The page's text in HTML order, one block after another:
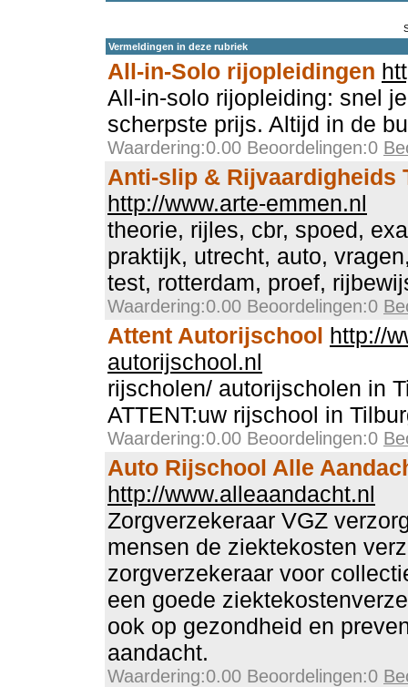
Vermeldingen in deze rubriek
All-in-Solo rijopleidingen
All-in-solo rijopleiding: snel
scherpste prijs. Altijd in de
Waardering:0.00 Beoordelingen:0
Anti-slip & Rijvaardigheids
http://www.arte-emmen.nl
theorie, rijles, cbr, spoed,
praktijk, utrecht, auto,
test, rotterdam, proef,
Waardering:0.00 Beoordelingen:0
Attent Autorijschool http://
autorijschool.nl
rijscholen/ autorijscholen in
ATTENT:uw rijschool in
Waardering:0.00 Beoordelingen:0
Auto Rijschool Alle
http://www.alleaandacht.nl
Zorgverzekeraar VGZ
mensen de ziektekosten
zorgverzekeraar voor
een goede
ook op gezondheid en
aandacht.
Waardering:0.00 Beoordelingen:0